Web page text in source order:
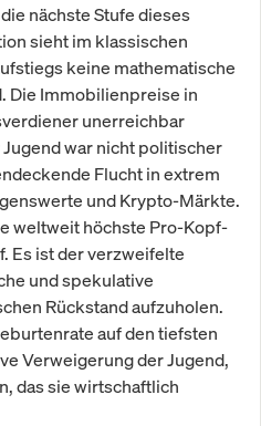
nächste Stufe dieses
sieht im klassischen
keine mathematische
Die Immobilienpreise in
unerreichbar
war nicht politischer
Flucht in extrem
und Krypto-Märkte.
weltweit höchste Pro-Kopf-
Es ist der verzweifelte
und spekulative
Rückstand aufzuholen.
auf den tiefsten
Verweigerung der Jugend,
das sie wirtschaftlich